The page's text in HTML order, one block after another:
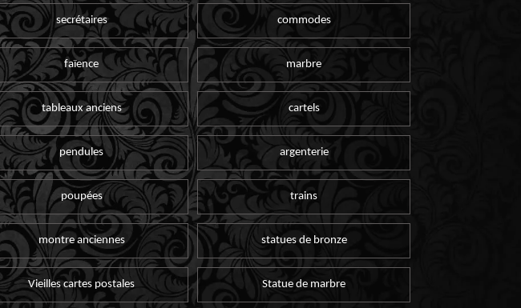
secrétaires commodes
faïence marbre
tableaux anciens cartels
pendules argenterie
poupées trains
montre anciennes statues de bronze
Vieilles cartes postales Statue de marbre